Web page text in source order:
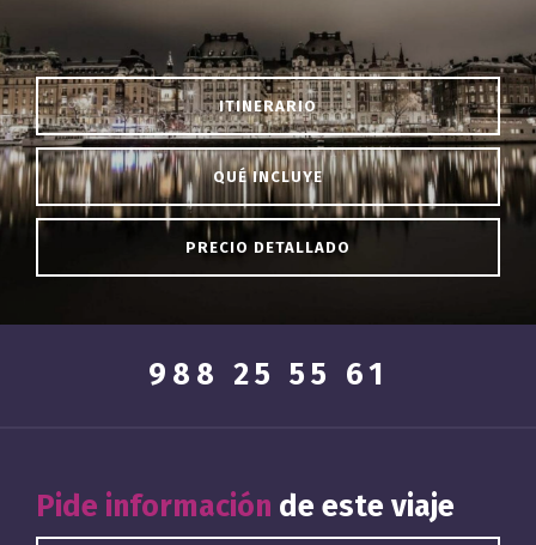
ITINERARIO
QUÉ INCLUYE
PRECIO DETALLADO
Pide información de este viaje
988 25 55 61